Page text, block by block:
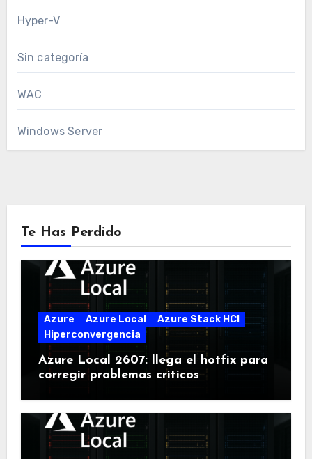
Hyper-V
Sin categoría
WAC
Windows Server
Te Has Perdido
Azure Azure Local
Azure Stack HCI
Hiperconvergencia
Azure Local 2607: llega el hotfix para
corregir problemas críticos